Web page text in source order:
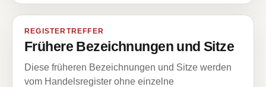
REGISTERTREFFER
Frühere Bezeichnungen und Sitze
Diese früheren Bezeichnungen und Sitze werden
vom Handelsregister ohne einzelne